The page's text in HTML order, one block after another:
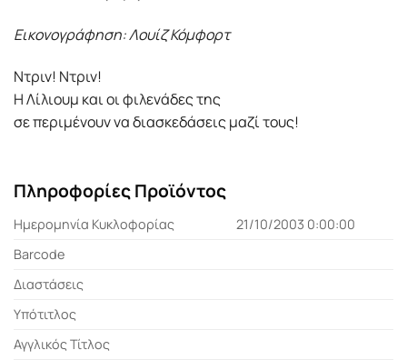
Εικονογράφηση: Λουίζ Κόμφορτ
Ντριν! Ντριν!
Η Λίλιουμ και οι φιλενάδες της
σε περιμένουν να διασκεδάσεις μαζί τους!
Πληροφορίες Προϊόντος
Ημερομηνία Κυκλοφορίας
21/10/2003 0:00:00
Barcode
Διαστάσεις
Υπότιτλος
Αγγλικός Τίτλος